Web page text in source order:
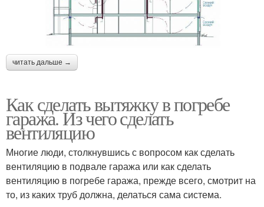
читать дальше →
Как сделать вытяжку в погребе
гаража. Из чего сделать
вентиляцию
Многие люди, столкнувшись с вопросом как сделать
вентиляцию в подвале гаража или как сделать
вентиляцию в погребе гаража, прежде всего, смотрит на
то, из каких труб должна, делаться сама система.